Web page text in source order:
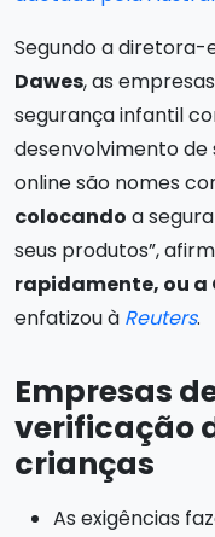
Segundo a diretora-
Dawes, as
segurança infantil
desenvolvimento de
online são nomes
colocando a
seus produtos”,
rapidamente, ou
enfatizou à Reuters.
Empresas
verificação
crianças
As exigências